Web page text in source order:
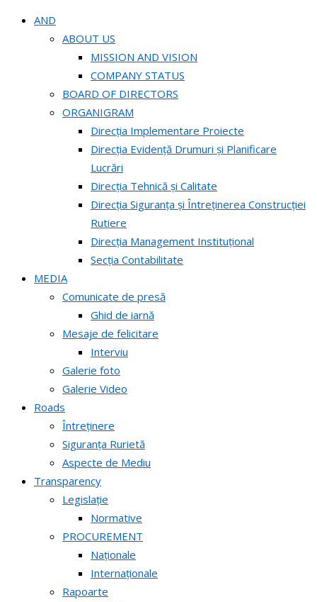
AND
ABOUT US
MISSION AND VISION
COMPANY STATUS
BOARD OF DIRECTORS
ORGANIGRAM
Direcția Implementare Proiecte
Direcția Evidență Drumuri și Planificare
Lucrări
Direcția Tehnică și Calitate
Direcția Siguranța și Întreținerea Construcției
Rutiere
Direcția Management Instituțional
Secția Contabilitate
MEDIA
Comunicate de presă
Ghid de iarnă
Mesaje de felicitare
Interviu
Galerie foto
Galerie Video
Roads
Întreținere
Siguranța Rurietă
Aspecte de Mediu
Transparency
Legislație
Normative
PROCUREMENT
Naționale
Internaționale
Rapoarte